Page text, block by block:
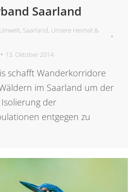
Saarland
, Saarland, Unsere Heimat &
13. Oktober 2014
schafft Wanderkorridore
im Saarland um der
der
entgegen zu